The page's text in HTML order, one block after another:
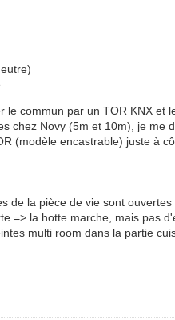
le commun par un TOR KNX et
chez Novy (5m et 10m), je me
(modèle encastrable) juste à
de la pièce de vie sont
=> la hotte marche, mais pas
multi room dans la partie